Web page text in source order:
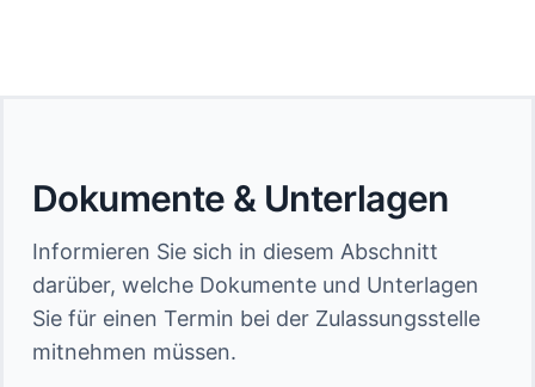
Dokumente & Unterlagen
Informieren Sie sich in diesem Abschnitt
darüber, welche Dokumente und Unterlagen
Sie für einen Termin bei der Zulassungsstelle
mitnehmen müssen.